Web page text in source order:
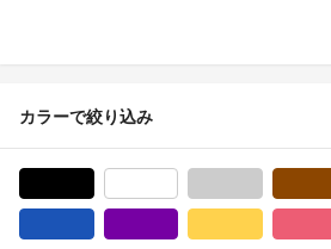
カラーで絞り込み